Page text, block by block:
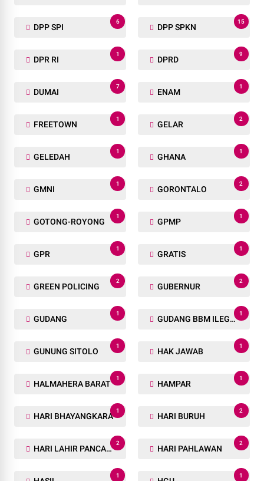
DPP SPI
6
DPP SPKN
15
DPR RI
1
DPRD
9
DUMAI
7
ENAM
1
FREETOWN
1
GELAR
2
GELEDAH
1
GHANA
1
GMNI
1
GORONTALO
2
GOTONG-ROYONG
1
GPMP
1
GPR
1
GRATIS
1
GREEN POLICING
2
GUBERNUR
2
GUDANG
1
GUDANG BBM ILEGAL
1
GUNUNG SITOLO
1
HAK JAWAB
1
HALMAHERA BARAT
1
HAMPAR
1
HARI BHAYANGKARA
1
HARI BURUH
2
HARI LAHIR PANCASILA
2
HARI PAHLAWAN
2
1 1